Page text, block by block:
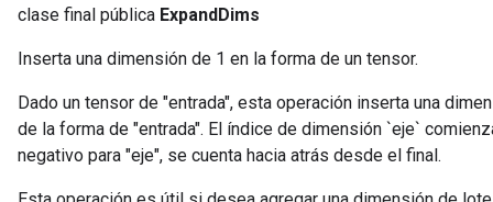
clase final pública ExpandDims
Inserta una dimensión de 1 en la forma de un tensor.
Dado un tensor de "entrada", esta operación inserta una
de la forma de "entrada". El índice de dimensión `eje`
negativo para "eje", se cuenta hacia atrás desde el final.